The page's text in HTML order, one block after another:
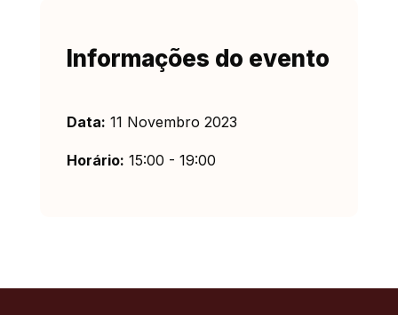
Informações do evento
Data: 11 Novembro 2023
Horário: 15:00 - 19:00